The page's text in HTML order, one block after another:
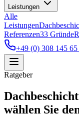
Leistungen
Alle
Leistungen
Referenzen33 Gründe
+49 (0) 308 145 65
Ratgeber
wählen Sie